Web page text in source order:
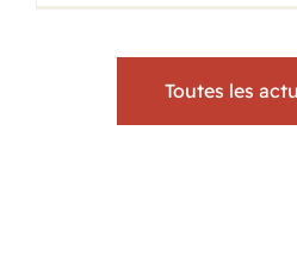
Toutes les